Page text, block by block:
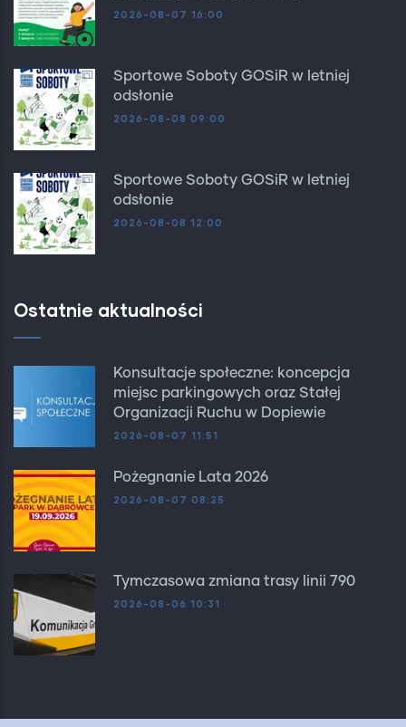
2026-08-07 16:00
Sportowe Soboty GOSiR w letniej
odsłonie
2026-08-08 09:00
Sportowe Soboty GOSiR w letniej
odsłonie
2026-08-08 12:00
Ostatnie aktualności
Konsultacje społeczne: koncepcja
miejsc parkingowych oraz Stałej
Organizacji Ruchu w Dopiewie
2026-08-07 11:51
Pożegnanie Lata 2026
2026-08-07 08:25
Tymczasowa zmiana trasy linii 790
2026-08-06 10:31